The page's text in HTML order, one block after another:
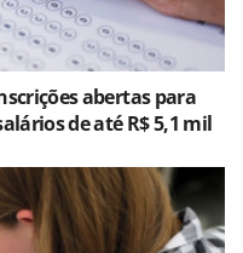
abertas para
de até R$ 5,1 mil